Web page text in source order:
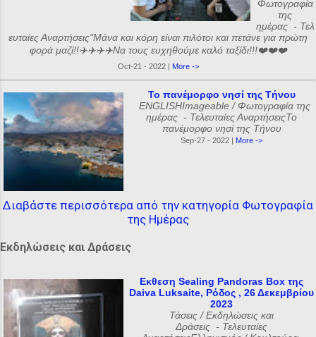
Φωτογραφία
της
ημέρας - Τελ
ευταίες Αναρτήσεις"Μάνα και κόρη είναι πιλότοι και πετάνε για πρώτη
φορά μαζί!!✈️✈️✈️✈️Να τους ευχηθούμε καλό ταξίδι!!!❤️❤️❤️
Oct-21 - 2022 | More ->
Το πανέμορφο νησί της Τήνου
ENGLISHImageable / Φωτογραφία της
ημέρας - Τελευταίες ΑναρτήσειςΤο
πανέμορφο νησί της Τήνου
Sep-27 - 2022 | More ->
Διαβάστε περισσότερα από την κατηγορία Φωτογραφία
της Ημέρας
Εκδηλώσεις και Δράσεις
Εκθεση Sealing Pandoras Box της
Daiva Luksaite, Ρόδος , 26 Δεκεμβρίου
2023
Τάσεις / Εκδηλώσεις και
Δράσεις - Τελευταίες